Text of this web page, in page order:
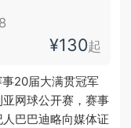
¥130起
20届大满贯冠军
网球公开赛，赛事
巴巴迪略向媒体证